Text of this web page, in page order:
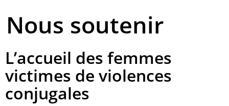
Nous soutenir
L’accueil des femmes
victimes de violences
conjugales